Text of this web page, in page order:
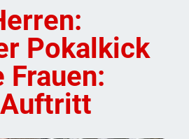
Pokalkick